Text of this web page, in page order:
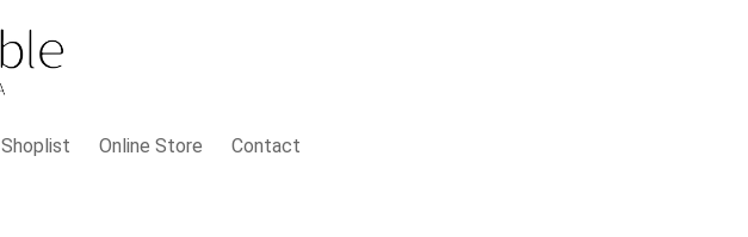
Shoplist Online Store Contact